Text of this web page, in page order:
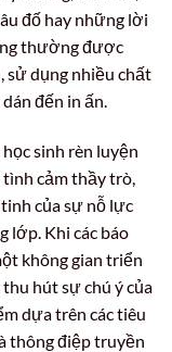
đố hay những lời
thường được
sử dụng nhiều chất
đến in ấn.
sinh rèn luyện
cảm thầy trò,
của sự nỗ lực
lớp. Khi các báo
không gian triển
hút sự chú ý của
dựa trên các tiêu
thông điệp truyền